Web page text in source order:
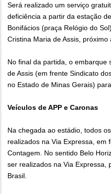
Será realizado um serviço
deficiência a partir da estação
Bonifácios (praça Relógio do
Cristina Maria de Assis,
No final da partida, o embarque
de Assis (em frente Sindicato
no Estado de Minas Gerais)
Veículos de APP e Caronas
Na chegada ao estádio, todos
realizados na Via Expressa, em
Contagem. No sentido Belo
ser realizados na Via Expressa,
Brasil.